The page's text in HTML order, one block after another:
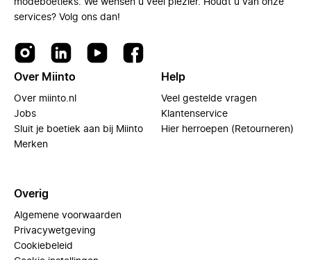
modeboetieks. We wensen u veel plezier. Houdt u van onze
services? Volg ons dan!
Over Miinto
Over miinto.nl
Jobs
Sluit je boetiek aan bij Miinto
Merken
Help
Veel gestelde vragen
Klantenservice
Hier herroepen (Retourneren)
Overig
Algemene voorwaarden
Privacywetgeving
Cookiebeleid